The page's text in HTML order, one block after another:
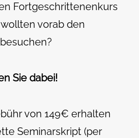
Fortgeschrittenenkurs
vorab den
Sie dabei!
von 149€ erhalten
Seminarskript (per